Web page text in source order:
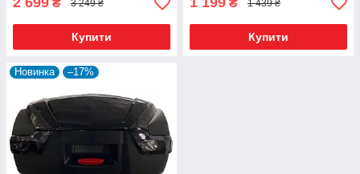
₴ 3 249 ₴
Купити
₴ 1 439 ₴
Купити
Новинка –17%